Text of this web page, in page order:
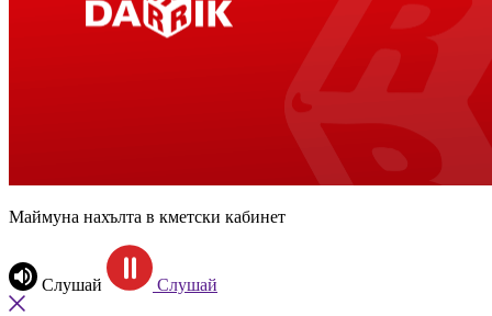
Маймуна нахълта в кметски кабинет
Слушай Слушай